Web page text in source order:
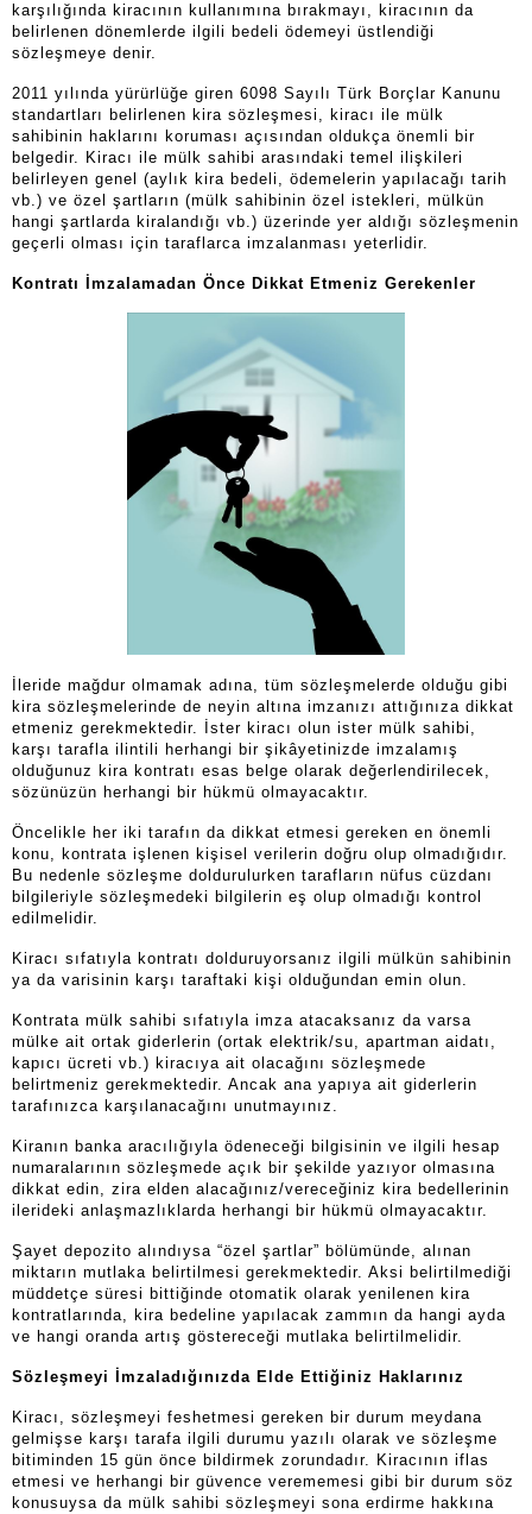
karşılığında kiracının kullanımına bırakmayı, kiracının da
belirlenen dönemlerde ilgili bedeli ödemeyi üstlendiği
sözleşmeye denir.
2011 yılında yürürlüğe giren 6098 Sayılı Türk Borçlar Kanunu
standartları belirlenen kira sözleşmesi, kiracı ile mülk
sahibinin haklarını koruması açısından oldukça önemli bir
belgedir. Kiracı ile mülk sahibi arasındaki temel ilişkileri
belirleyen genel (aylık kira bedeli, ödemelerin yapılacağı tarih
vb.) ve özel şartların (mülk sahibinin özel istekleri, mülkün
hangi şartlarda kiralandığı vb.) üzerinde yer aldığı sözleşmenin
geçerli olması için taraflarca imzalanması yeterlidir.
Kontratı İmzalamadan Önce Dikkat Etmeniz Gerekenler
İleride mağdur olmamak adına, tüm sözleşmelerde olduğu gibi
kira sözleşmelerinde de neyin altına imzanızı attığınıza dikkat
etmeniz gerekmektedir. İster kiracı olun ister mülk sahibi,
karşı tarafla ilintili herhangi bir şikâyetinizde imzalamış
olduğunuz kira kontratı esas belge olarak değerlendirilecek,
sözünüzün herhangi bir hükmü olmayacaktır.
Öncelikle her iki tarafın da dikkat etmesi gereken en önemli
konu, kontrata işlenen kişisel verilerin doğru olup olmadığıdır.
Bu nedenle sözleşme doldurulurken tarafların nüfus cüzdanı
bilgileriyle sözleşmedeki bilgilerin eş olup olmadığı kontrol
edilmelidir.
Kiracı sıfatıyla kontratı dolduruyorsanız ilgili mülkün sahibinin
ya da varisinin karşı taraftaki kişi olduğundan emin olun.
Kontrata mülk sahibi sıfatıyla imza atacaksanız da varsa
mülke ait ortak giderlerin (ortak elektrik/su, apartman aidatı,
kapıcı ücreti vb.) kiracıya ait olacağını sözleşmede
belirtmeniz gerekmektedir. Ancak ana yapıya ait giderlerin
tarafınızca karşılanacağını unutmayınız.
Kiranın banka aracılığıyla ödeneceği bilgisinin ve ilgili hesap
numaralarının sözleşmede açık bir şekilde yazıyor olmasına
dikkat edin, zira elden alacağınız/vereceğiniz kira bedellerinin
ilerideki anlaşmazlıklarda herhangi bir hükmü olmayacaktır.
Şayet depozito alındıysa “özel şartlar” bölümünde, alınan
miktarın mutlaka belirtilmesi gerekmektedir. Aksi belirtilmediği
müddetçe süresi bittiğinde otomatik olarak yenilenen kira
kontratlarında, kira bedeline yapılacak zammın da hangi ayda
ve hangi oranda artış göstereceği mutlaka belirtilmelidir.
Sözleşmeyi İmzaladığınızda Elde Ettiğiniz Haklarınız
Kiracı, sözleşmeyi feshetmesi gereken bir durum meydana
gelmişse karşı tarafa ilgili durumu yazılı olarak ve sözleşme
bitiminden 15 gün önce bildirmek zorundadır. Kiracının iflas
etmesi ve herhangi bir güvence verememesi gibi bir durum söz
konusuysa da mülk sahibi sözleşmeyi sona erdirme hakkına